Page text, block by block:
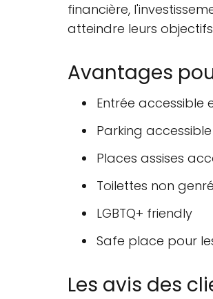
financière,
atteindre leurs
Avantages
Entrée accessible
Parking
Places assises
Toilettes non
LGBTQ+ friendly
Safe place pour
Les avis des